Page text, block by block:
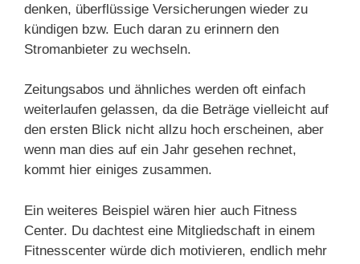
denken, überflüssige Versicherungen wieder zu
kündigen bzw. Euch daran zu erinnern den
Stromanbieter zu wechseln.
Zeitungsabos und ähnliches werden oft einfach
weiterlaufen gelassen, da die Beträge vielleicht auf
den ersten Blick nicht allzu hoch erscheinen, aber
wenn man dies auf ein Jahr gesehen rechnet,
kommt hier einiges zusammen.
Ein weiteres Beispiel wären hier auch Fitness
Center. Du dachtest eine Mitgliedschaft in einem
Fitnesscenter würde dich motivieren, endlich mehr